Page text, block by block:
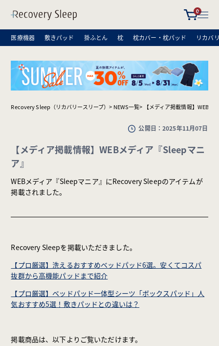
0
医療機器 敷きパッド 掛ふとん 枕 枕カバー・枕パッド リカバ
Recovery Sleep（リカバリースリープ） NEWS一覧 【メディア掲載情報】WEBメ
公開日：2025年11月07日
【メディア掲載情報】WEBメディア『Sleepマニ
ア』
WEBメディア『Sleepマニア』にRecovery Sleepのアイテムが
掲載されました。
Recovery Sleepを掲載いただきました。
【プロ厳選】洗えるおすすめベッドパッド6選。安くてコスパ
抜群から高機能パッドまで紹介
【プロ厳選】ベッドパッド一体型シーツ「ボックスパッド」人
気おすすめ5選！敷きパッドとの違いは？
掲載商品は、以下よりご覧いただけます。